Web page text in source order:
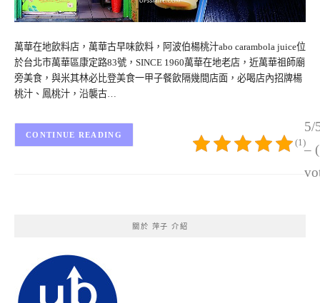
萬華在地飲料店，萬華古早味飲料，阿波伯楊桃汁abo carambola juice位
於台北市萬華區康定路83號，SINCE 1960萬華在地老店，近萬華祖師廟
旁美食，與米其林必比登美食一甲子餐飲隔幾間店面，必喝店內招牌楊
桃汁、鳳桃汁，沿襲古…
5/
–
(1)
CONTINUE READING
關於 萍子 介紹